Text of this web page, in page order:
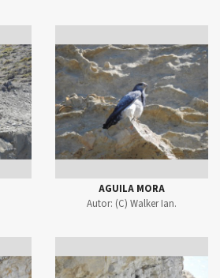
AGUILA MORA
Autor: (C) Walker Ian.